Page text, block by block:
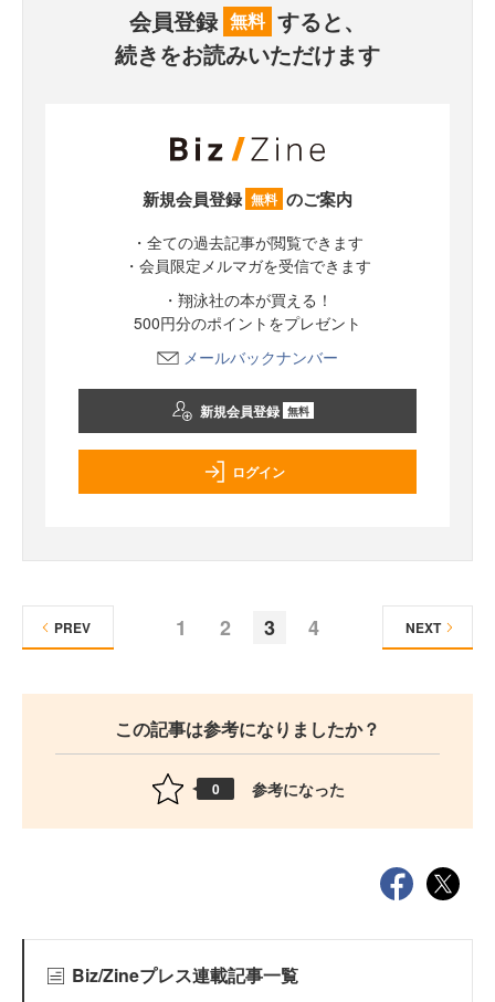
会員登録 無料 すると、
続きをお読みいただけます
新規会員登録 無料 のご案内
・全ての過去記事が閲覧できます
・会員限定メルマガを受信できます
・翔泳社の本が買える！
500円分のポイントをプレゼント
メールバックナンバー
新規会員登録 無料
ログイン
1 2 3 4
PREV NEXT
この記事は参考になりましたか？
0 参考になった
Biz/Zineプレス連載記事一覧